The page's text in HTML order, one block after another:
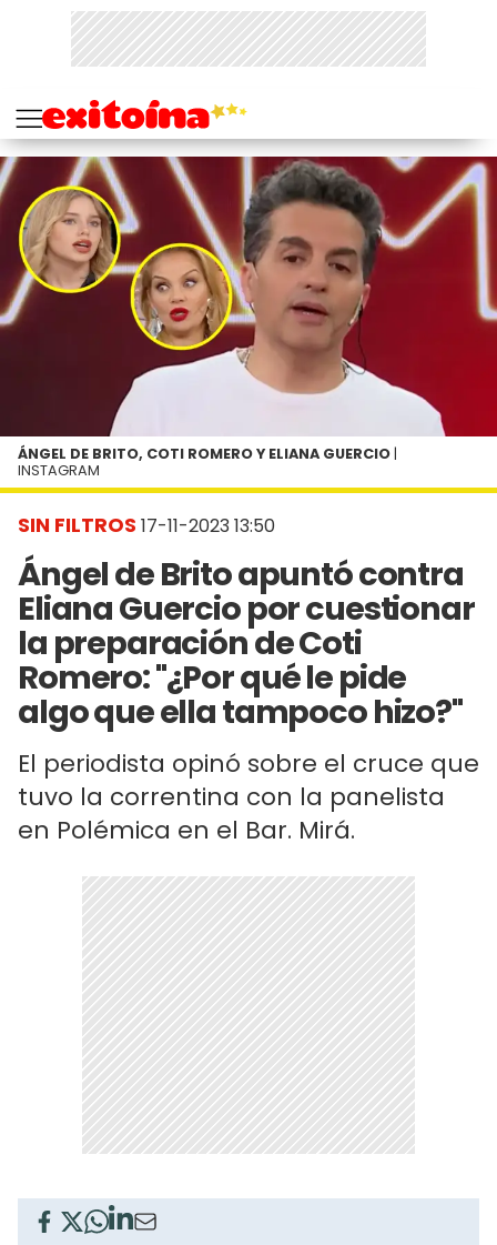
SIN FILTROS 17-11-2023 13:50
Ángel de Brito apuntó contra
Eliana Guercio por cuestionar
la preparación de Coti
Romero: "¿Por qué le pide
algo que ella tampoco hizo?"
El periodista opinó sobre el cruce que
tuvo la correntina con la panelista
en Polémica en el Bar. Mirá.
ÁNGEL DE BRITO, COTI ROMERO Y ELIANA GUERCIO |
INSTAGRAM